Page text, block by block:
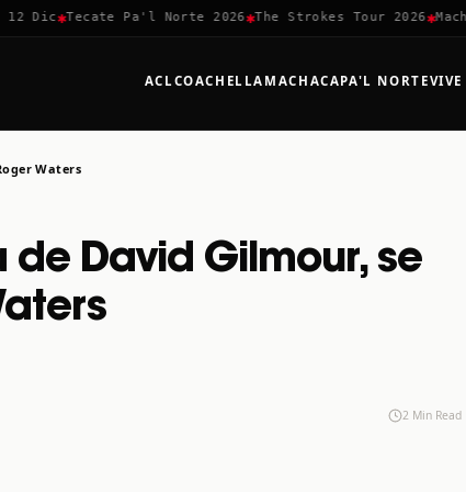
✱Tecate Pa'l Norte 2026✱The Strokes Tour 2026✱
ACLCOACHELLA MACHACAPA'L NORTE
Waters
de David Gilmour, se
2 Min Read